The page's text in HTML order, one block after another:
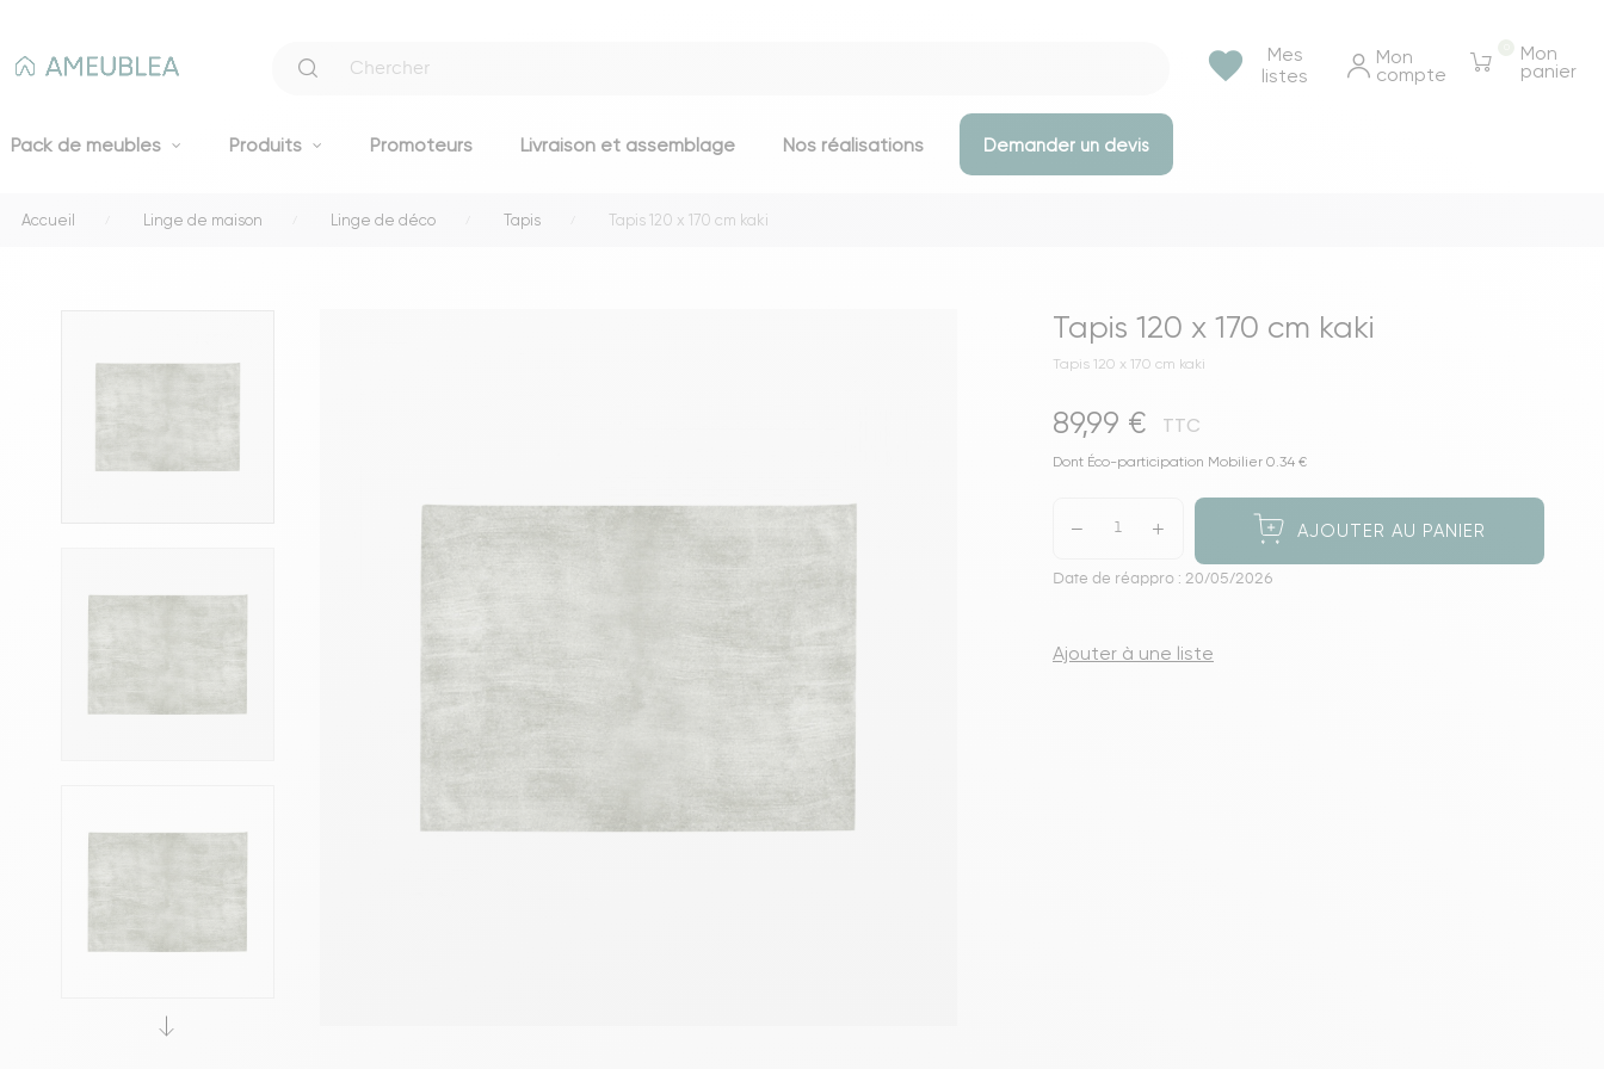
Mes
listes
favorite Mon
compte
Mon
panier
Pack de meubles Produits
Canapés
Voir tous les meubles de rangements
Tables basse & appoints
Promoteurs Livraison et assemblage Nos réalisations Demander un devis
Accueil Linge de maison Linge de déco Tapis Tapis 120 x 170 cm kaki
Tapis 120 x 170 cm kaki
Tapis 120 x 170 cm kaki
89,99 € TTC
Dont Éco-participation Mobilier 0.34 €
AJOUTER AU PANIER
Date de réappro : 20/05/2026
Ajouter à une liste